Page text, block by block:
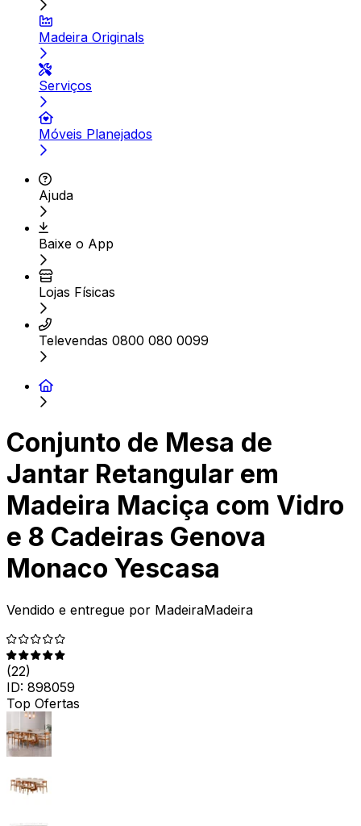
Madeira Originals
Serviços
Móveis Planejados
Ajuda
Baixe o App
Lojas Físicas
Televendas 0800 080 0099
Conjunto de Mesa de
Jantar Retangular em
Madeira Maciça com Vidro
e 8 Cadeiras Genova
Monaco Yescasa
Vendido e entregue por MadeiraMadeira
(22)
ID: 898059
Top Ofertas